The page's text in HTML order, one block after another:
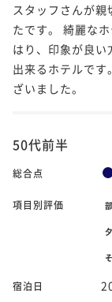
スタッフさんが
たです。 綺麗な
はり、印象が良
出来るホテルで
ざいました。
50代前半
総合点
項目別評価
宿泊日